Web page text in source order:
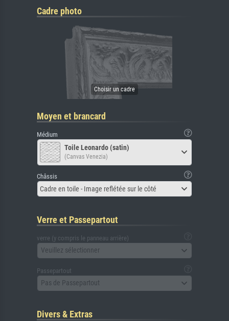
Cadre photo
Moyen et brancard
Médium
Toile Leonardo (satin)
(Canvas Venezia)
Châssis
Cadre en toile - Image reflétée sur le côté
Verre et Passepartout
verre (y compris le panneau arrière)
Veuillez sélectionner
Passepartout
Pas de Passepartout
Divers & Extras